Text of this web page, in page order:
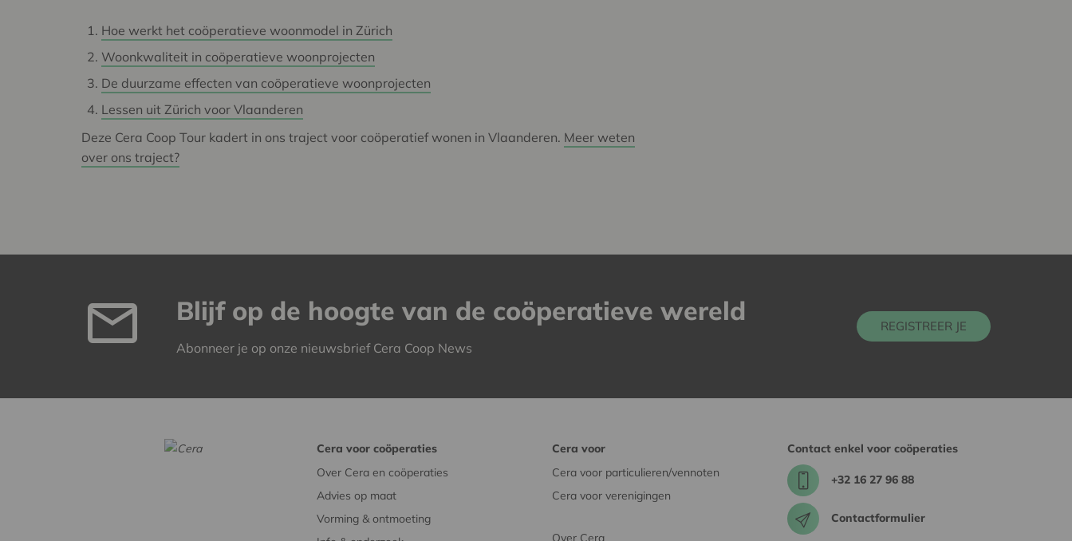
Hoe werkt het coöperatieve woonmodel in Zürich
Woonkwaliteit in coöperatieve woonprojecten
De duurzame effecten van coöperatieve woonprojecten
Lessen uit Zürich voor Vlaanderen
Deze Cera Coop Tour kadert in ons traject voor coöperatief wonen in Vlaanderen. Meer weten
over ons traject?
Blijf op de hoogte van de coöperatieve wereld
Abonneer je op onze nieuwsbrief Cera Coop News
REGISTREER JE
Cera voor coöperaties
Over Cera en coöperaties
Advies op maat
Vorming & ontmoeting
Cera voor
Cera voor particulieren/vennoten
Cera voor verenigingen
Over Cera
Contact enkel voor coöperaties
+32 16 27 96 88
Contactformulier